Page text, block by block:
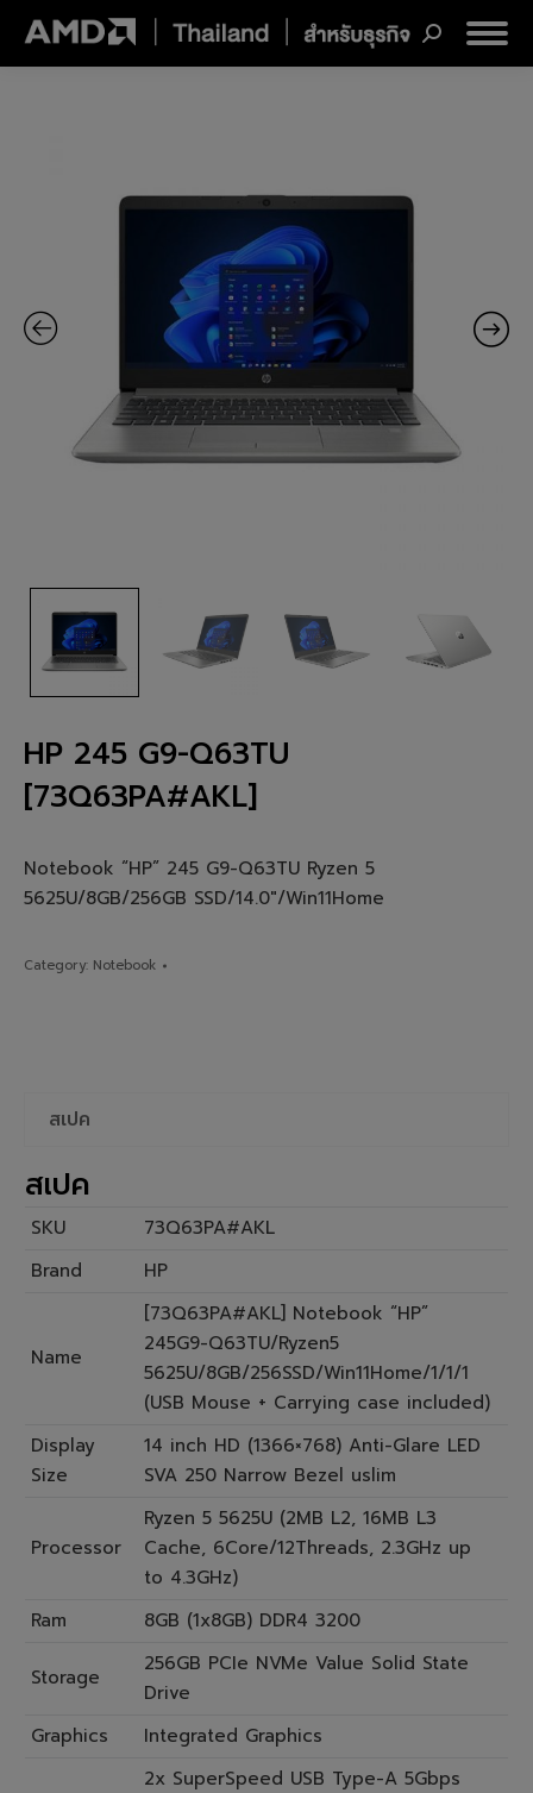
Search:
HP 245 G9-Q63TU
[73Q63PA#AKL]
Notebook “HP” 245 G9-Q63TU Ryzen 5
5625U/8GB/256GB SSD/14.0″/Win11Home
Category: Notebook
สเปค
สเปค
SKU
73Q63PA#AKL
Brand
HP
Name
[73Q63PA#AKL] Notebook “HP”
245G9-Q63TU/Ryzen5
5625U/8GB/256SSD/Win11Home/1/1/1
(USB Mouse + Carrying case included)
Display
Size
14 inch HD (1366×768) Anti-Glare LED
SVA 250 Narrow Bezel uslim
Processor
Ryzen 5 5625U (2MB L2, 16MB L3
Cache, 6Core/12Threads, 2.3GHz up
to 4.3GHz)
Ram
8GB (1x8GB) DDR4 3200
Storage
256GB PCIe NVMe Value Solid State
Drive
Graphics
Integrated Graphics
2x SuperSpeed USB Type-A 5Gbps